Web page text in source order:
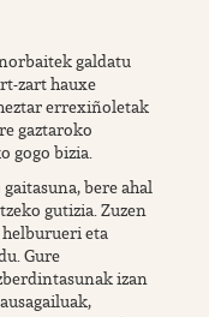
galdatu
zart hauxe
errexiñoletak
gaztaroko
gogo bizia.
bere ahal
gutizia. Zuzen
eta
Gure
izan